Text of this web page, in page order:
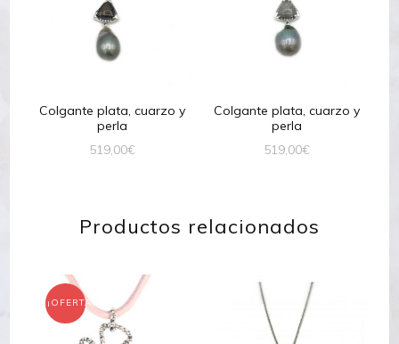
Colgante plata, cuarzo y
perla
519,00€
Colgante plata, cuarzo y
perla
519,00€
Productos relacionados
¡OFERTA!